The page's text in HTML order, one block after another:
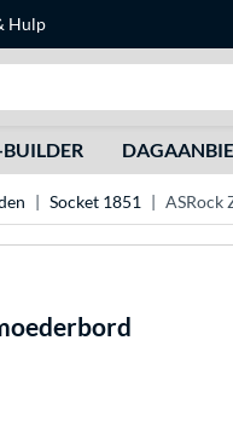
Hulp
BUILDER
Socket 1851 ASRock